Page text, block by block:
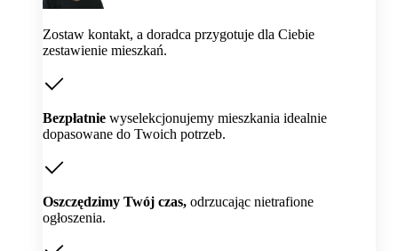
Zostaw kontakt, a doradca przygotuje dla Ciebie
zestawienie mieszkań.
Bezpłatnie wyselekcjonujemy mieszkania idealnie
dopasowane do Twoich potrzeb.
Oszczędzimy Twój czas, odrzucając nietrafione
ogłoszenia.